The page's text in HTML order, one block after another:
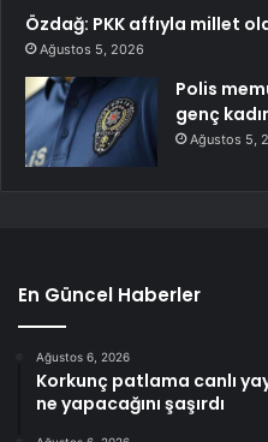
Özdağ: PKK affıyla millet
Ağustos 5, 2026
Polis
genç
Ağustos 5,
En Güncel Haberler
Ağustos 6, 2026
Korkunç patlama canlı
ne yapacağını şaşırdı